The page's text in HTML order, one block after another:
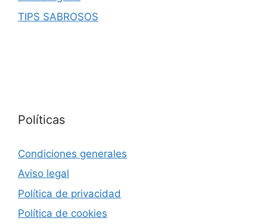
TIPS SABROSOS
Políticas
Condiciones generales
Aviso legal
Política de privacidad
Política de cookies